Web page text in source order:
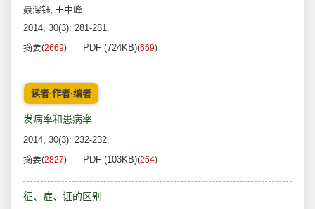
聂深钰, 王中峰
2014, 30(3): 281-281.
摘要(2669) PDF (724KB)(669)
读者·作者·编者
发病率和患病率
2014, 30(3): 232-232.
摘要(2827) PDF (103KB)(254)
征、症、证的区别